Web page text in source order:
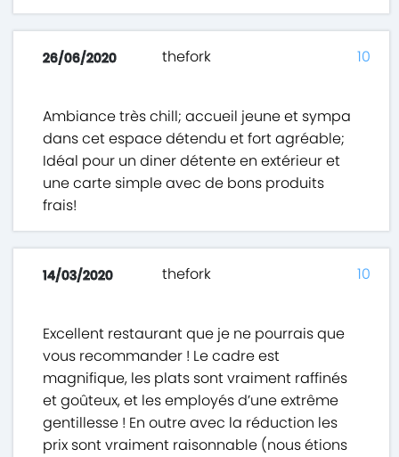
26/06/2020 thefork
Ambiance très chill; accueil jeune et sympa
dans cet espace détendu et fort agréable;
Idéal pour un diner détente en extérieur et
une carte simple avec de bons produits
frais!
10
14/03/2020 thefork
Excellent restaurant que je ne pourrais que
vous recommander ! Le cadre est
magnifique, les plats sont vraiment raffinés
et goûteux, et les employés d’une extrême
gentillesse ! En outre avec la réduction les
prix sont vraiment raisonnable (nous étions
10